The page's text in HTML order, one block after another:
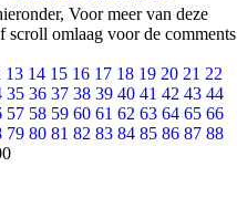
Voor meer van deze
scroll omlaag voor de comments
13 14 15 16 17 18 19 20 21 22
35 36 37 38 39 40 41 42 43 44
57 58 59 60 61 62 63 64 65 66
79 80 81 82 83 84 85 86 87 88